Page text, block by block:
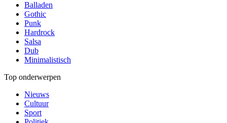
Balladen
Gothic
Punk
Hardrock
Salsa
Dub
Minimalistisch
Top onderwerpen
Nieuws
Cultuur
Sport